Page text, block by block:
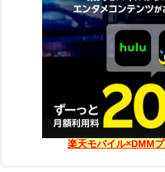
楽天モバイル×DMM